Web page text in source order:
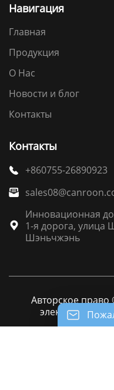
Навигация
Главная
Продукция
О Нас
Новости и блог
Контакты
Контакты
 +860755-26890923


Инновационная
1-я дорога, улица
Шэньчжэнь
Авторское